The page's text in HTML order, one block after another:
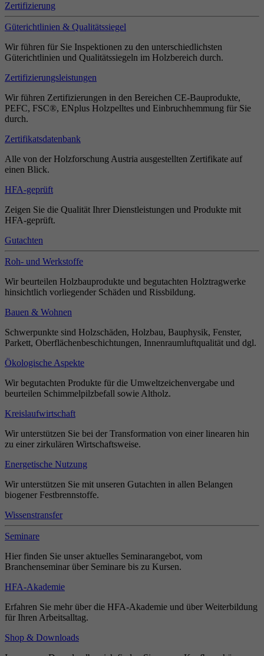
Zertifizierung
Güterichtlinien & Qualitätssiegel
Wir führen für Sie Inspektionen zu den unterschiedlichsten
Güterichtlinien und Qualitätssiegeln im Holzbereich durch.
Zertifizierungsleistungen
Wir führen Zertifizierungen in den Bereichen CE-Bauprodukte,
PEFC, FSC®, ENplus Holzpelltes und Einbruchhemmung für Sie
durch.
Zertifikatsdatenbank
Alle von der Holzforschung Austria ausgestellten Zertifikate auf
einen Blick.
HFA-geprüft
Zeigen Sie die Qualität Ihrer Dienstleistungen und Produkte mit
HFA-geprüft.
Gutachten
Roh- und Werkstoffe
Wir beurteilen Holzbauprodukte und begutachten Holztragwerke
hinsichtlich vorliegender Schäden und Rissbildung.
Bauen & Wohnen
Schwerpunkte sind Holzschäden, Holzbau, Bauphysik, Fenster,
Parkett, Oberflächenbeschichtungen, Innenraumluftqualität und dgl.
Ökologische Aspekte
Wir begutachten Produkte für die Umweltzeichenvergabe und
beurteilen Schimmelpilzbefall sowie Altholz.
Kreislaufwirtschaft
Wir unterstützen Sie bei der Transformation von einer linearen hin
zu einer zirkulären Wirtschaftsweise.
Energetische Nutzung
Wir unterstützen Sie mit unseren Gutachten in allen Belangen
biogener Festbrennstoffe.
Wissenstransfer
Seminare
Hier finden Sie unser aktuelles Seminarangebot, vom
Branchenseminar über Seminare bis zu Kursen.
HFA-Akademie
Erfahren Sie mehr über die HFA-Akademie und über Weiterbildung
für Ihren Arbeitsalltag.
Shop & Downloads